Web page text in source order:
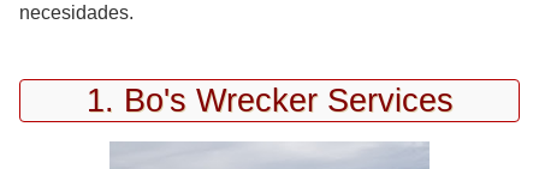
necesidades.
1. Bo's Wrecker Services